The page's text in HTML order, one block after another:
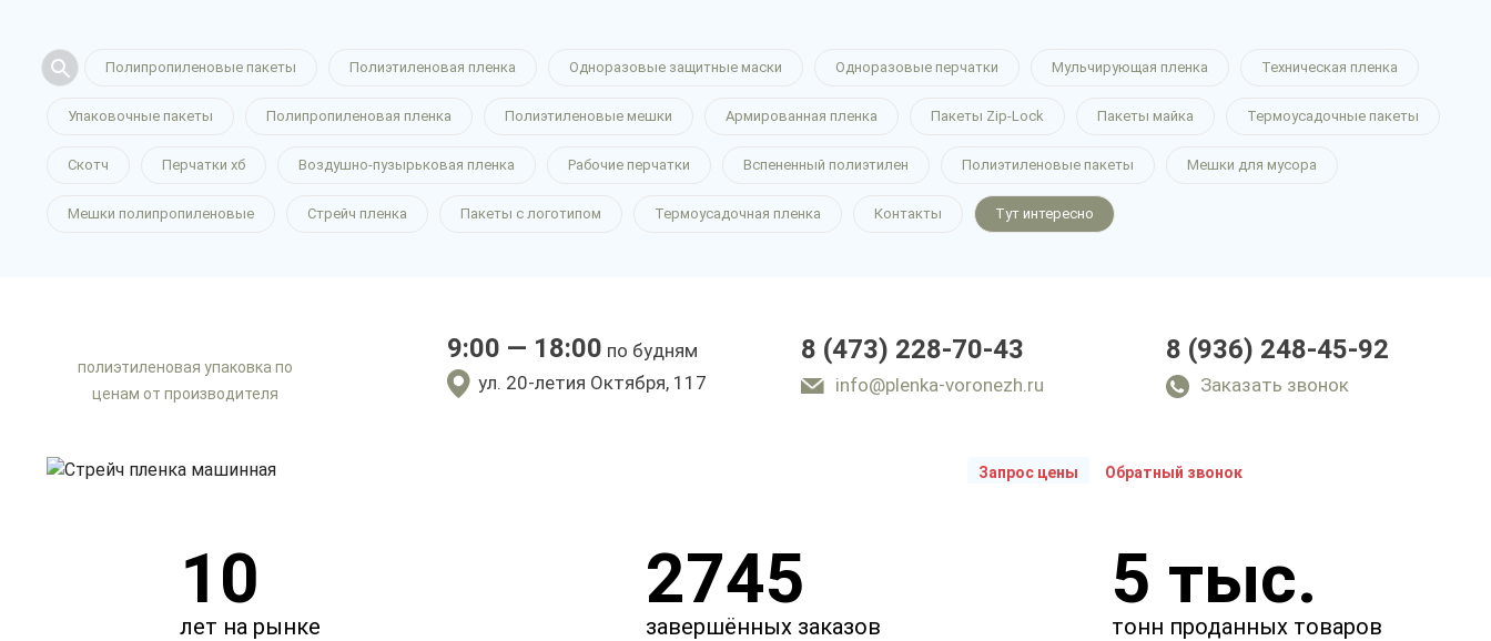
Полипропиленовые пакеты Полиэтиленовая пленка Одноразовые защитные маски Одноразовые перчатки Мульчирующая пленка Техническая пленка
Упаковочные пакеты Полипропиленовая пленка Полиэтиленовые мешки Армированная пленка Пакеты Zip-Lock Пакеты майка Термоусадочные пакеты
Скотч Перчатки хб Воздушно-пузырьковая пленка Рабочие перчатки Вспененный полиэтилен Полиэтиленовые пакеты Мешки для мусора
Мешки полипропиленовые Стрейч пленка Пакеты с логотипом Термоусадочная пленка Контакты Тут интересно
полиэтиленовая упаковка по
ценам от производителя
9:00 — 18:00 по будням
ул. 20-летия Октября, 117
8 (473) 228-70-43
info@plenka-voronezh.ru
8 (936) 248-45-92
Заказать звонок
Стрейч пленка
машинная
только приятные цены
Запрос цены Обратный звонок
Укажите параметры
Чтобы мы смогли рассчитать
стоимость товаров.
10
лет на рынке
2745
завершённых заказов
5 тыс.
тонн проданных товаров